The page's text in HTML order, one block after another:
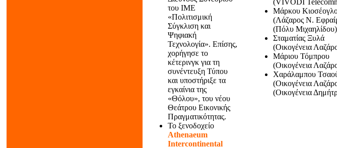
του ΙΜΕ
«Πολιτισμική
Σύγκλιση και
Ψηφιακή
Τεχνολογία». Επίσης,
χορήγησε το
κέτερινγκ για τη
συνέντευξη Τύπου
και υποστήριξε τα
εγκαίνια της
«Θόλου», του νέου
Θεάτρου Εικονικής
Πραγματικότητας.
Το ξενοδοχείο
Athenaeum
Intercontinental
(VIVODI
Μάρκου
(Λάζαρος Ν.
(Πόλυ Μιχαηλίδου)
Σταματίας Ξυλά
(Οικογένεια
Μάριου Τόμπρου
(Οικογένεια
Χαράλαμπου
(Οικογένεια
(Οικογένεια